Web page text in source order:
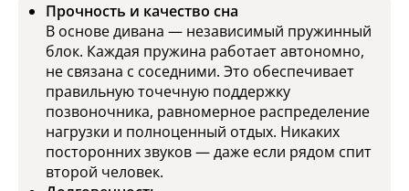
Прочность и качество сна
В основе дивана — независимый пружинный
блок. Каждая пружина работает автономно,
не связана с соседними. Это обеспечивает
правильную точечную поддержку
позвоночника, равномерное распределение
нагрузки и полноценный отдых. Никаких
посторонних звуков — даже если рядом спит
второй человек.